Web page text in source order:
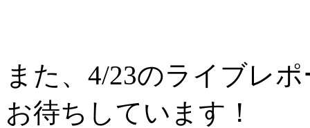
また、4/23のライブレ
お待ちしています！